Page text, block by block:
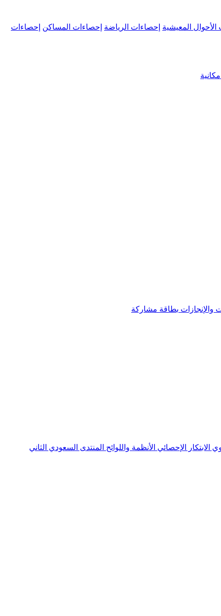
الأحوال المعيشية إحصاءات الرياضة إحصاءات المساكن إحصاءات
والإنجازات بطاقة مشاركة
الابتكار الإحصائي الأنظمة واللوائح المنتدى السعودي الثاني